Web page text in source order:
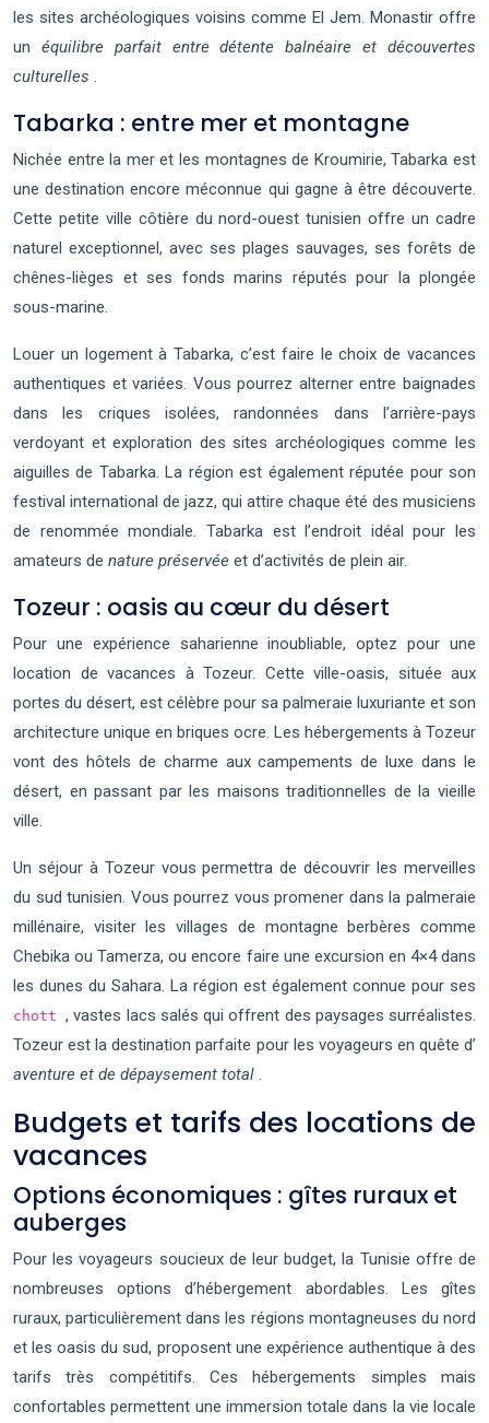
les sites archéologiques voisins comme El Jem. Monastir offre
un équilibre parfait entre détente balnéaire et découvertes
culturelles .
Tabarka : entre mer et montagne
Nichée entre la mer et les montagnes de Kroumirie, Tabarka est
une destination encore méconnue qui gagne à être découverte.
Cette petite ville côtière du nord-ouest tunisien offre un cadre
naturel exceptionnel, avec ses plages sauvages, ses forêts de
chênes-lièges et ses fonds marins réputés pour la plongée
sous-marine.
Louer un logement à Tabarka, c’est faire le choix de vacances
authentiques et variées. Vous pourrez alterner entre baignades
dans les criques isolées, randonnées dans l’arrière-pays
verdoyant et exploration des sites archéologiques comme les
aiguilles de Tabarka. La région est également réputée pour son
festival international de jazz, qui attire chaque été des musiciens
de renommée mondiale. Tabarka est l’endroit idéal pour les
amateurs de nature préservée et d’activités de plein air.
Tozeur : oasis au cœur du désert
Pour une expérience saharienne inoubliable, optez pour une
location de vacances à Tozeur. Cette ville-oasis, située aux
portes du désert, est célèbre pour sa palmeraie luxuriante et son
architecture unique en briques ocre. Les hébergements à Tozeur
vont des hôtels de charme aux campements de luxe dans le
désert, en passant par les maisons traditionnelles de la vieille
ville.
Un séjour à Tozeur vous permettra de découvrir les merveilles
du sud tunisien. Vous pourrez vous promener dans la palmeraie
millénaire, visiter les villages de montagne berbères comme
Chebika ou Tamerza, ou encore faire une excursion en 4×4 dans
les dunes du Sahara. La région est également connue pour ses
chott, vastes lacs salés qui offrent des paysages surréalistes.
Tozeur est la destination parfaite pour les voyageurs en quête d’
aventure et de dépaysement total .
Budgets et tarifs des locations de
vacances
Options économiques : gîtes ruraux et
auberges
Pour les voyageurs soucieux de leur budget, la Tunisie offre de
nombreuses options d’hébergement abordables. Les gîtes
ruraux, particulièrement dans les régions montagneuses du nord
et les oasis du sud, proposent une expérience authentique à des
tarifs très compétitifs. Ces hébergements simples mais
confortables permettent une immersion totale dans la vie locale